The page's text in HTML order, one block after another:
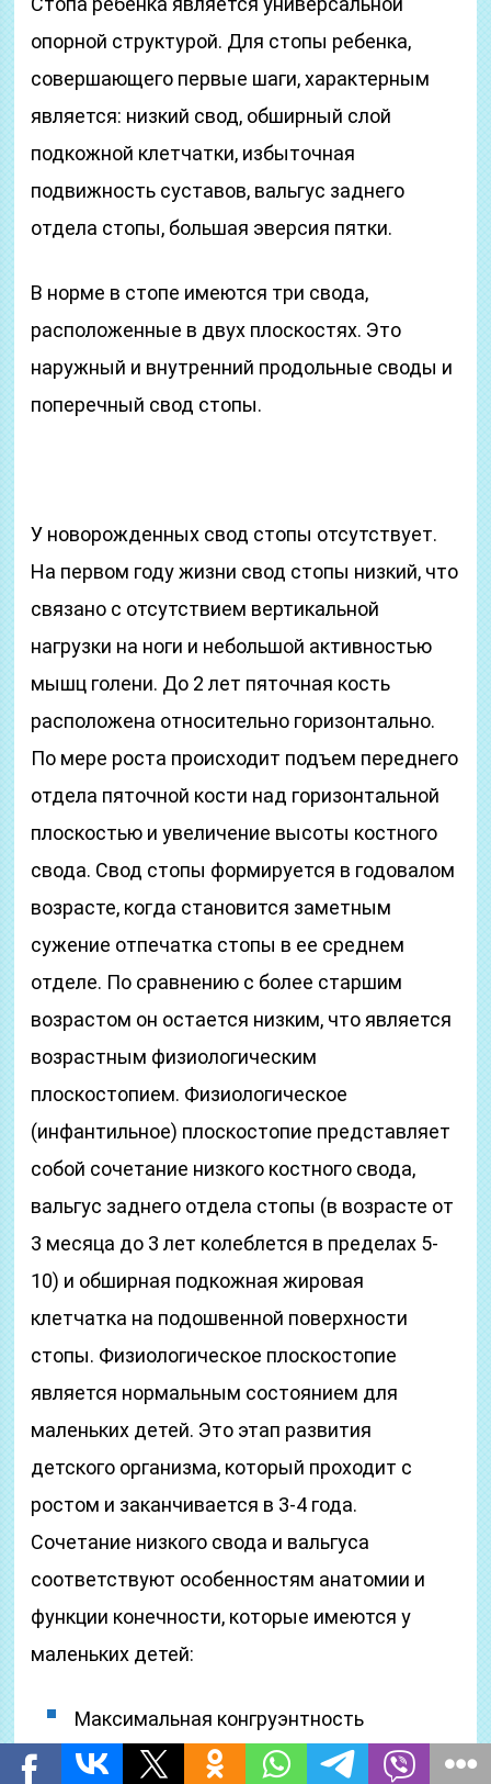
опорной структурой. Для стопы ребенка,
совершающего первые шаги, характерным
является: низкий свод, обширный слой
подкожной клетчатки, избыточная
подвижность суставов, вальгус заднего
отдела стопы, большая эверсия пятки.
В норме в стопе имеются три свода,
расположенные в двух плоскостях. Это
наружный и внутренний продольные своды и
поперечный свод стопы.
У новорожденных свод стопы отсутствует.
На первом году жизни свод стопы низкий, что
связано с отсутствием вертикальной
нагрузки на ноги и небольшой активностью
мышц голени. До 2 лет пяточная кость
расположена относительно горизонтально.
По мере роста происходит подъем переднего
отдела пяточной кости над горизонтальной
плоскостью и увеличение высоты костного
свода. Свод стопы формируется в годовалом
возрасте, когда становится заметным
сужение отпечатка стопы в ее среднем
отделе. По сравнению с более старшим
возрастом он остается низким, что является
возрастным физиологическим
плоскостопием. Физиологическое
(инфантильное) плоскостопие представляет
собой сочетание низкого костного свода,
вальгус заднего отдела стопы (в возрасте от
3 месяца до 3 лет колеблется в пределах 5-
10) и обширная подкожная жировая
клетчатка на подошвенной поверхности
стопы. Физиологическое плоскостопие
является нормальным состоянием для
маленьких детей. Это этап развития
детского организма, который проходит с
ростом и заканчивается в 3-4 года.
Сочетание низкого свода и вальгуса
соответствуют особенностям анатомии и
функции конечности, которые имеются у
маленьких детей:
Максимальная конгруэнтность
подтаранного сустава.